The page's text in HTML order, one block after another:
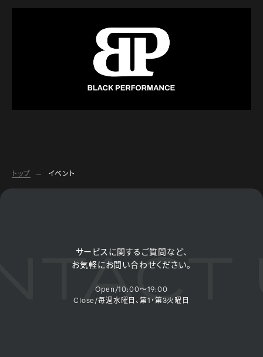
トップ イベント
サービスに関するご質問など、
お気軽にお問い合わせください。
Open/10:00～19:00
Close/毎週水曜日、第1・第3火曜日